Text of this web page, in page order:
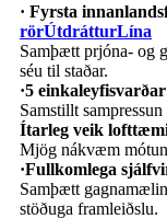
· Fyrsta
rörÚtdrátturLína
Samþætt prjóna- og
séu til staðar.
·5
Samstillt
Ítarleg veik
Mjög nákvæm
·Fullkomlega
Samþætt
stöðuga framleiðslu.